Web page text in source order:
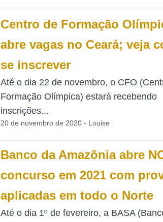
Centro de Formação
abre vagas no Ceará; veja
se inscrever
Até o dia 22 de novembro, o CFO
Formação Olímpica) estará recebendo
inscrições...
20 de novembro de 2020 - Louise
Banco da Amazônia abre
concurso em 2021 com
aplicadas em todo o Norte
Até o dia 1º de fevereiro, a BASA